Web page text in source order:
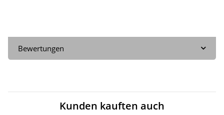
Bewertungen
Kunden kauften auch